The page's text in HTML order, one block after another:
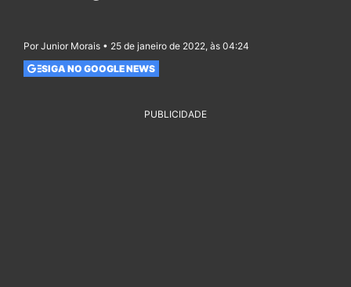
Por Junior Morais • 25 de janeiro de 2022, às 04:24
SIGA NO GOOGLE NEWS
PUBLICIDADE